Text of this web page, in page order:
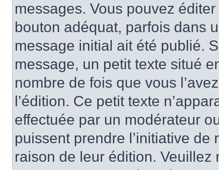
messages. Vous pouvez
bouton adéquat, parfois dans
message initial ait été publié.
message, un petit texte situé
nombre de fois que vous
l’édition. Ce petit texte
effectuée par un modérateur
puissent prendre l’initiative
raison de leur édition.